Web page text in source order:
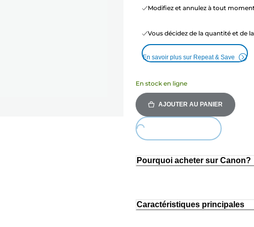
Modifiez et annulez à tout
Vous décidez de la quantité et de
En savoir plus sur Repeat & Save
En stock en ligne
AJOUTER AU PANIER
Loading...
Pourquoi acheter sur Canon?
Caractéristiques principales